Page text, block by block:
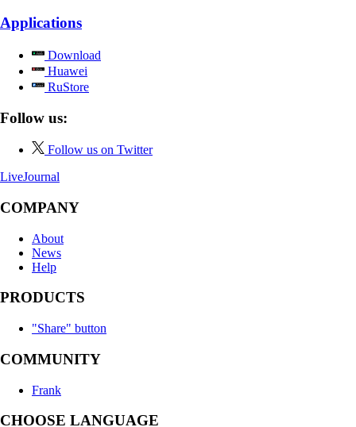
Applications
Download
Huawei
RuStore
Follow us:
Follow us on Twitter
LiveJournal
COMPANY
About
News
Help
PRODUCTS
"Share" button
COMMUNITY
Frank
CHOOSE LANGUAGE